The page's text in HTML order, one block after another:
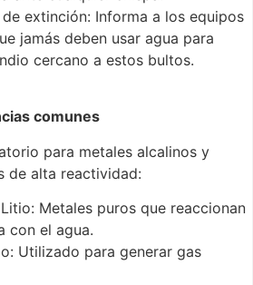
extinción: Informa a los equipos
jamás deben usar agua para
cercano a estos bultos.
comunes
para metales alcalinos y
de alta reactividad:
Metales puros que reaccionan
con el agua.
Utilizado para generar gas